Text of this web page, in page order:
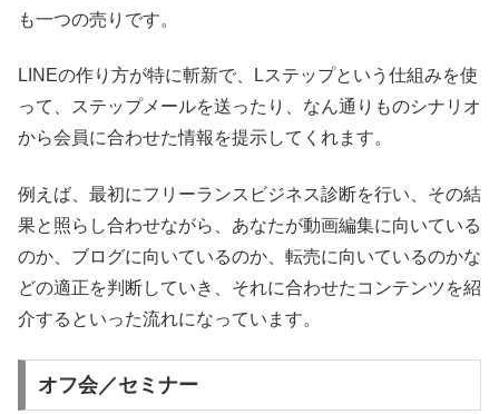
も一つの売りです。
LINEの作り方が特に斬新で、Lステップという仕組みを使
って、ステップメールを送ったり、なん通りものシナリオ
から会員に合わせた情報を提示してくれます。
例えば、最初にフリーランスビジネス診断を行い、その結
果と照らし合わせながら、あなたが動画編集に向いている
のか、ブログに向いているのか、転売に向いているのかな
どの適正を判断していき、それに合わせたコンテンツを紹
介するといった流れになっています。
オフ会／セミナー